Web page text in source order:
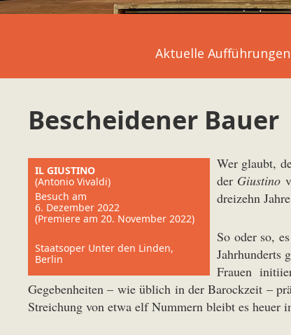
Aktuelle Aufführungen
Bescheidener Bauer
IL GIUSTINO
(Antonio Vivaldi)
Besuch am
6. Dezember 2022
(Premiere am 20. November 2022)
Staatsoper Unter den Linden,
Berlin
Wer glaubt,
der Giustino
dreizehn
So oder so,
Jahrhunderts
Frauen
Gegebenheiten – wie üblich in der Barockzeit –
Streichung von etwa elf Nummern bleibt es